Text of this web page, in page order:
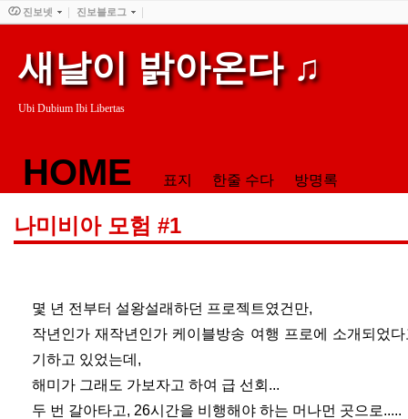
새날이 밝아온다 ♫
Ubi Dubium Ibi Libertas
HOME 표지 한줄 수다 방명록
나미비아 모험 #1
몇 년 전부터 설왕설래하던 프로젝트였건만,
작년인가 재작년인가 케이블방송 여행 프로에 소개되었
기하고 있었는데,
해미가 그래도 가보자고 하여 급 선회...
두 번 갈아타고, 26시간을 비행해야 하는 머나먼 곳으로.....
진보넷 진보블로그